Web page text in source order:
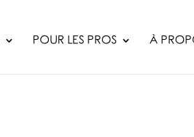
POUR LES PROS À